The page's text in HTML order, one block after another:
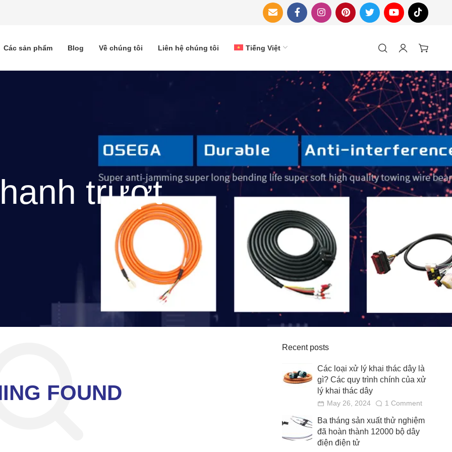
Các sản phẩm Blog Về chúng tôi Liên hệ chúng tôi Tiếng Việt
trượt
FOUND
Recent posts
Các loại xử lý khai thác dây là
gì? Các quy trình chính của xử
lý khai thác dây
May 26, 2024 1 Comment
Ba tháng sản xuất thử nghiệm
đã hoàn thành 12000 bộ dây
điện điện tử